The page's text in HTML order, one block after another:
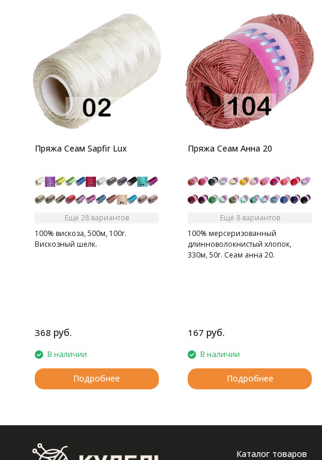
Пряжа Сеам Sapfir Lux
Ещё 28 вариантов
100% вискоза, 500м, 100г.
Вискозный шелк.
368 руб.
В наличии
Подробнее
Пряжа Сеам Анна 20
Ещё 8 вариантов
100% мерсеризованный
длинноволокнистый хлопок,
330м, 50г. Сеам анна 20.
167 руб.
В наличии
Подробнее
Каталог товаров